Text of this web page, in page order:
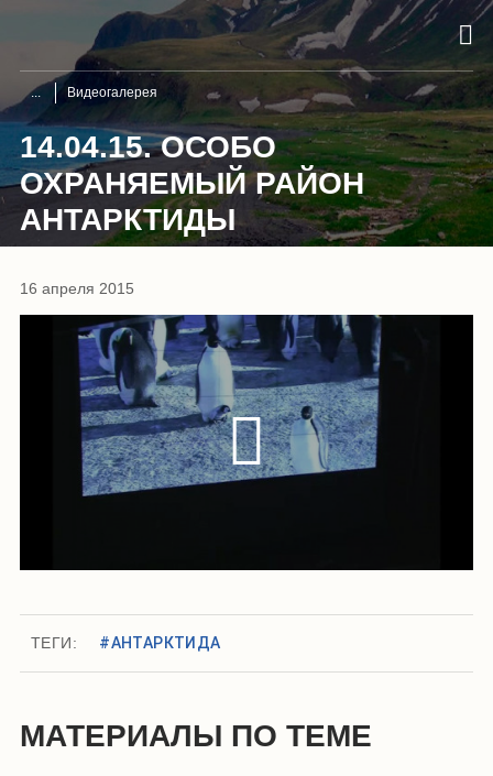
Видеогалерея
14.04.15. ОСОБО
ОХРАНЯЕМЫЙ РАЙОН
АНТАРКТИДЫ
16 апреля 2015
ТЕГИ: #АНТАРКТИДА
МАТЕРИАЛЫ ПО ТЕМЕ